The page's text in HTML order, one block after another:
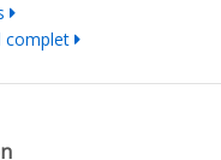
complet